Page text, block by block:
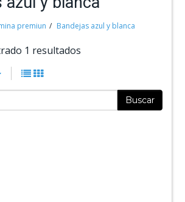
premiun Bandejas azul y blanca
1 resultados
Buscar